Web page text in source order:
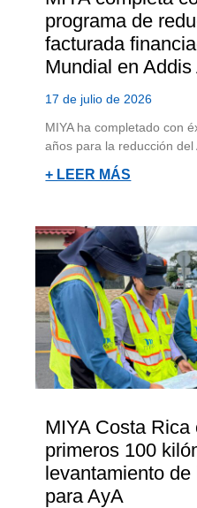
programa de
facturada
Mundial en Addis
17 de julio de 2026
MIYA ha completado con
años para la reducción del
+ LEER MÁS
MIYA Costa
primeros 100
levantamiento
para AyA